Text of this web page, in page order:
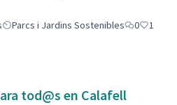
Parcs i Jardins Sostenibles 0
1
tod@s en Calafell